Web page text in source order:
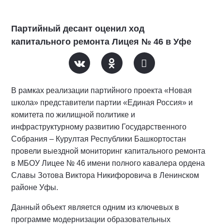
Партийный десант оценил ход
капитального ремонта Лицея № 46 в Уфе
В рамках реализации партийного проекта «Новая
школа» представители партии «Единая Россия» и
комитета по жилищной политике и
инфраструктурному развитию Государственного
Собрания – Курултая Республики Башкортостан
провели выездной мониторинг капитального ремонта
в МБОУ Лицее № 46 имени полного кавалера ордена
Славы Зотова Виктора Никифоровича в Ленинском
районе Уфы.
Данный объект является одним из ключевых в
программе модернизации образовательных